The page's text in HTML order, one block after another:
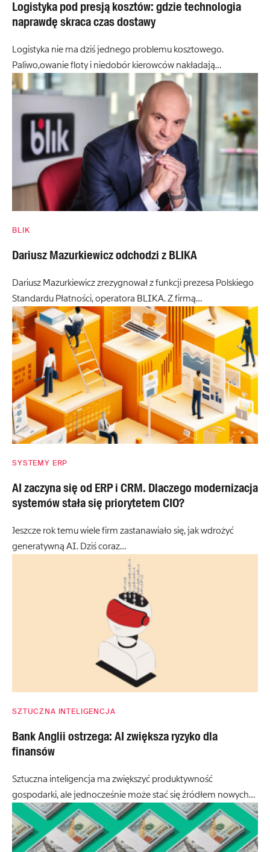
Logistyka pod presją kosztów: gdzie technologia
naprawdę skraca czas dostawy
Logistyka nie ma dziś jednego problemu kosztowego.
Paliwo,owanie floty i niedobór kierowców nakładają…
BLIK
Dariusz Mazurkiewicz odchodzi z BLIKA
Dariusz Mazurkiewicz zrezygnował z funkcji prezesa Polskiego
Standardu Płatności, operatora BLIKA. Z firmą…
SYSTEMY ERP
AI zaczyna się od ERP i CRM. Dlaczego modernizacja
systemów stała się priorytetem CIO?
Jeszcze rok temu wiele firm zastanawiało się, jak wdrożyć
generatywną AI. Dziś coraz…
SZTUCZNA INTELIGENCJA
Bank Anglii ostrzega: AI zwiększa ryzyko dla
finansów
Sztuczna inteligencja ma zwiększyć produktywność
gospodarki, ale jednocześnie może stać się źródłem nowych…